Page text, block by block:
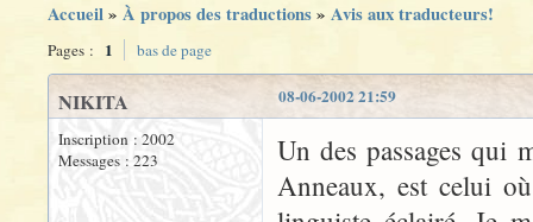
Accueil» À propos des traductions» Avis aux traducteurs!
Pages : 1 bas de page
08-06-2002 21:59
NIKITA
Inscription : 2002
Messages : 223
Un des passages qui
Anneaux, est celui